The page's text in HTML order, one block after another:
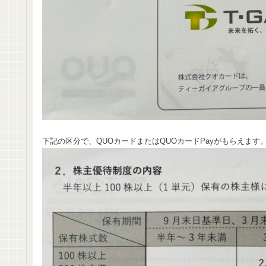
下記の区分で、QUOカードまたはQUOカードPayがもらえます